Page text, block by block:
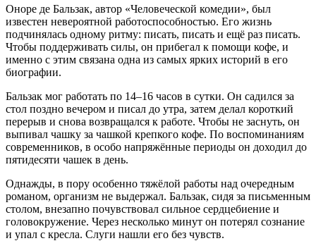
Оноре де Бальзак, автор «Человеческой комедии», был
известен невероятной работоспособностью. Его жизнь
подчинялась одному ритму: писать, писать и ещё раз писать.
Чтобы поддерживать силы, он прибегал к помощи кофе, и
именно с этим связана одна из самых ярких историй в его
биографии.
Бальзак мог работать по 14–16 часов в сутки. Он садился за
стол поздно вечером и писал до утра, затем делал короткий
перерыв и снова возвращался к работе. Чтобы не заснуть, он
выпивал чашку за чашкой крепкого кофе. По воспоминаниям
современников, в особо напряжённые периоды он доходил до
пятидесяти чашек в день.
Однажды, в пору особенно тяжёлой работы над очередным
романом, организм не выдержал. Бальзак, сидя за письменным
столом, внезапно почувствовал сильное сердцебиение и
головокружение. Через несколько минут он потерял сознание
и упал с кресла. Слуги нашли его без чувств.